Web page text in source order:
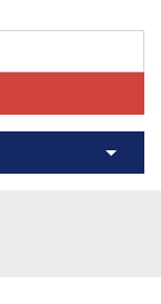
Avaa